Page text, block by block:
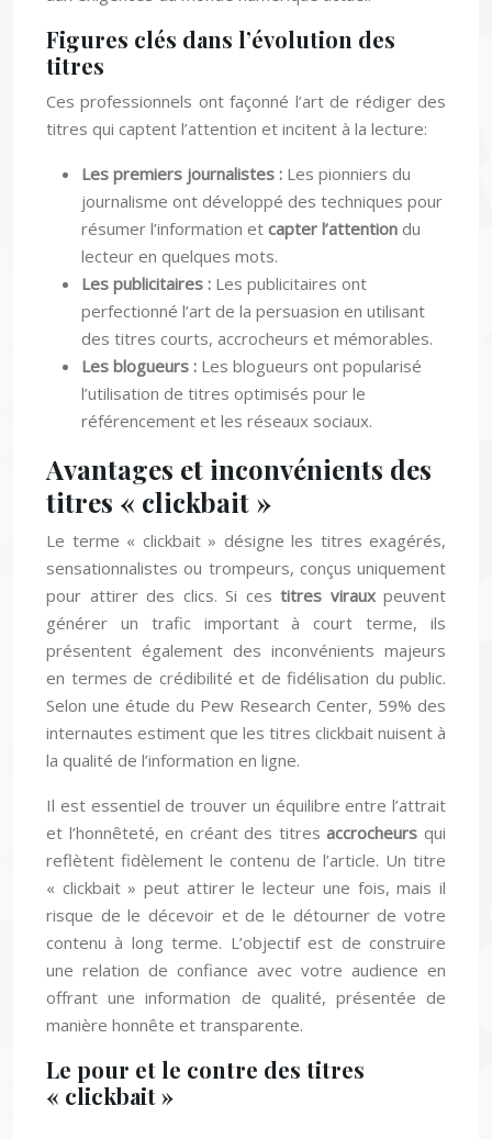
Figures clés dans l’évolution des
titres
Ces professionnels ont façonné l’art de rédiger des
titres qui captent l’attention et incitent à la lecture:
Les premiers journalistes : Les pionniers du
journalisme ont développé des techniques pour
résumer l’information et capter l’attention du
lecteur en quelques mots.
Les publicitaires : Les publicitaires ont
perfectionné l’art de la persuasion en utilisant
des titres courts, accrocheurs et mémorables.
Les blogueurs : Les blogueurs ont popularisé
l’utilisation de titres optimisés pour le
référencement et les réseaux sociaux.
Avantages et inconvénients des
titres « clickbait »
Le terme « clickbait » désigne les titres exagérés,
sensationnalistes ou trompeurs, conçus uniquement
pour attirer des clics. Si ces titres viraux peuvent
générer un trafic important à court terme, ils
présentent également des inconvénients majeurs
en termes de crédibilité et de fidélisation du public.
Selon une étude du Pew Research Center, 59% des
internautes estiment que les titres clickbait nuisent à
la qualité de l’information en ligne.
Il est essentiel de trouver un équilibre entre l’attrait
et l’honnêteté, en créant des titresaccrocheursqui
reflètent fidèlement le contenu de l’article. Un titre
« clickbait » peut attirer le lecteur une fois, mais il
risque de le décevoir et de le détourner de votre
contenu à long terme. L’objectif est de construire
une relation de confiance avec votre audience en
offrant une information de qualité, présentée de
manière honnête et transparente.
Le pour et le contre des titres
« clickbait »